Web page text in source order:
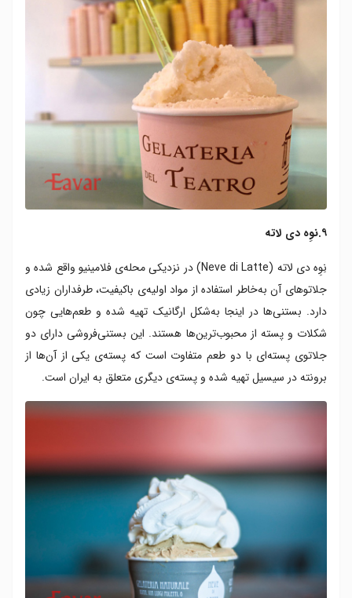
۹.نوِه دی لاته
نِوِه دی لاته (Neve di Latte) در نزدیکی محله‌ی فلامینیو واقع شده و
جلاتوهای آن به‌خاطر استفاده از مواد اولیه‌ی باکیفیت، طرفداران زیادی
دارد. بستنی‌ها در اینجا به‌شکل ارگانیک تهیه شده و طعم‌هایی چون
شکلات و پسته از محبوب‌ترین‌ها هستند. این بستنی‌فروشی دارای دو
جلاتوی پسته‌ای با دو طعم متفاوت است که پسته‌ی یکی از آن‌ها از
برونته در سیسیل تهیه شده و پسته‌ی دیگری متعلق به ایران است.